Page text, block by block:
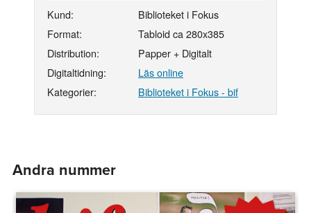
Kund:
Biblioteket i Fokus
Format:
Tabloid ca 280x385
Distribution:
Papper + Digitalt
Digitaltidning:
Läs online
Kategorier:
Biblioteket i Fokus - bif
Andra nummer